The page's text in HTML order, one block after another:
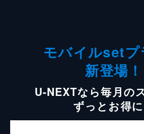
モバイルset
新登場！
U-NEXTなら毎月の
ずっとお得に